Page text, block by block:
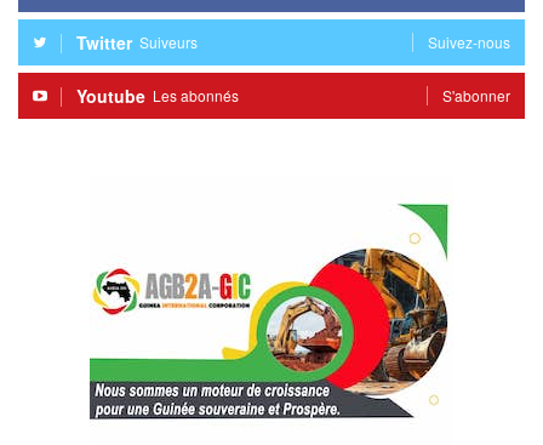
Twitter Suiveurs Suivez-nous
Youtube Les abonnés S'abonner